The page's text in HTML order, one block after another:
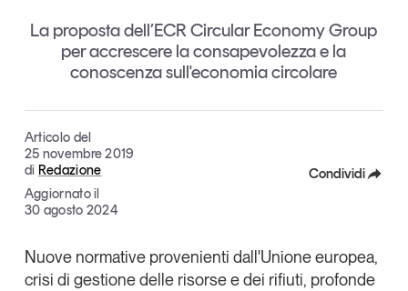
Retail e brand
Sostenibilità
Magazine
Articoli
Opinioni
Il Numero
Interviste
Tutti gli studi e le ricerche
La proposta dell’ECR Circular Economy Group
per accrescere la consapevolezza e la
conoscenza sull'economia circolare
Articolo del
25 novembre 2019
di Redazione
Aggiornato il
30 agosto 2024
Condividi
Linkedin
Nuove normative provenienti dall'Unione europea,
crisi di gestione delle risorse e dei rifiuti, profonde